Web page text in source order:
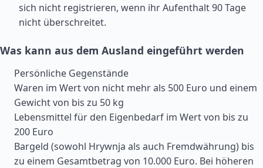
sich nicht registrieren, wenn ihr Aufenthalt 90 Tage
nicht überschreitet.
Was kann aus dem Ausland eingeführt werden
Persönliche Gegenstände
Waren im Wert von nicht mehr als 500 Euro und einem
Gewicht von bis zu 50 kg
Lebensmittel für den Eigenbedarf im Wert von bis zu
200 Euro
Bargeld (sowohl Hrywnja als auch Fremdwährung) bis
zu einem Gesamtbetrag von 10.000 Euro. Bei höheren